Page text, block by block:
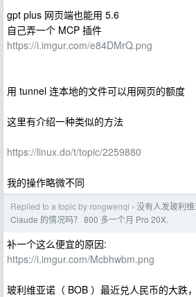
gpt plus 网页端也能用 5.6
自己弄一个 MCP 插件
https://i.imgur.com/e84DMrQ.png
用 tunnel 连本地的文件可以用网页的额度
这里有介绍一种类似的方法
https://linux.do/t/topic/2259880
我的操作略微不同
Replied to a topic by rongwenqi › 没有人发玻利
Claude 的情况吗？ 800 多一个月 Pro 20X.
补一个这么便宜的原因:
https://i.imgur.com/Mcbhwbm.png
玻利维亚诺（ BOB ）最近兑人民币的大跌